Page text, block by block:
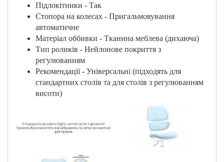
Підлокітники - Так
Стопора на колесах - Пригальмовування
автоматичне
Матеріал оббивки - Тканина меблева (дихаюча)
Тип роликів - Нейлонове покриття з
регулюванням
Рекомендації - Універсальні (підходять для
стандартних столів та для столів з регулюванням
висоти)